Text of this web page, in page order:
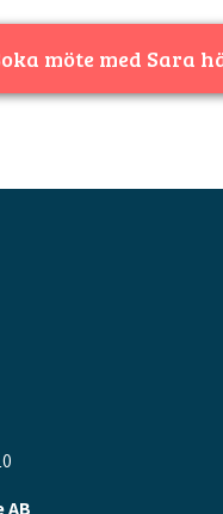
möte med Sara